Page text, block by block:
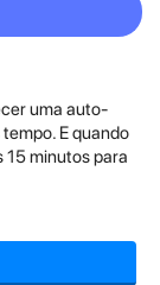
uma auto­
E quando
15 minutos para